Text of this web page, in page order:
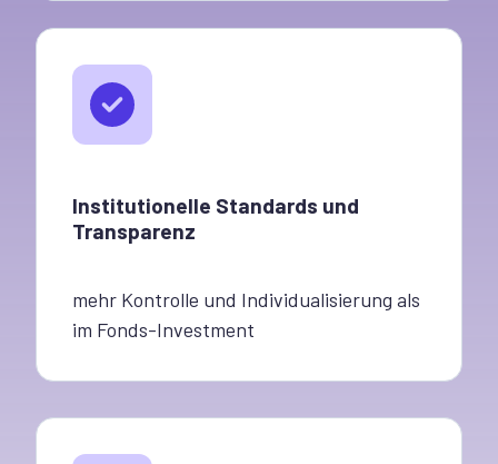
Institutionelle Standards und
Transparenz
mehr Kontrolle und Individualisierung als
im Fonds-Investment